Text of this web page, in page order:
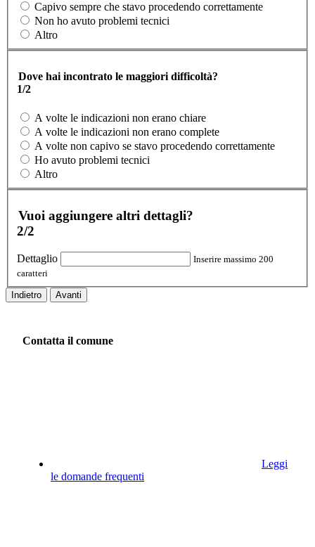
Capivo sempre che stavo procedendo correttamente
Non ho avuto problemi tecnici
Altro
Dove hai incontrato le maggiori difficoltà?
1/2
A volte le indicazioni non erano chiare
A volte le indicazioni non erano complete
A volte non capivo se stavo procedendo correttamente
Ho avuto problemi tecnici
Altro
Vuoi aggiungere altri dettagli?
2/2
Dettaglio
Inserire massimo 200
caratteri
Indietro Avanti
Contatta il comune
Leggi
le domande frequenti